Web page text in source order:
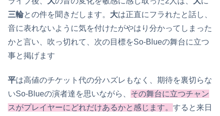
三輪との件を聞きだします。 大は正直にフラれたと話し、
音に表れないように気を付けたがやはり分かってしまった
かと言い、吹っ切れて、次の目標をSo-Blueの舞台に立つ
事と掲げます
平は高値のチケット代の分ハズレもなく、期待を裏切らな
いSo-Blueの演者達を思いながら、 その舞台に立つチャン
スがプレイヤーにどれだけあるかと感じます。 すると来日